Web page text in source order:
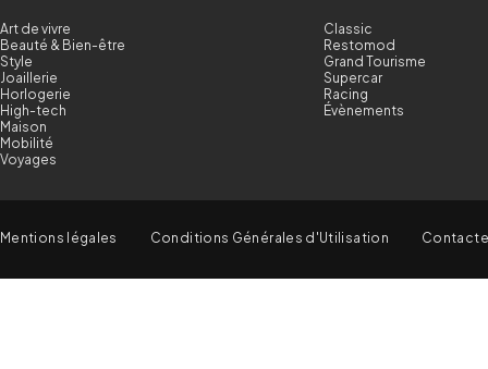
Art de vivre
Beauté & Bien-être
Style
Joaillerie
Horlogerie
High-tech
Maison
Mobilité
Voyages
Classic
Restomod
Grand Tourisme
Supercar
Racing
Évènements
Mentions légales Conditions Générales d'Utilisation